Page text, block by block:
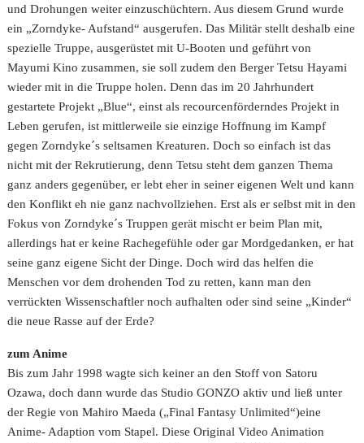
und Drohungen weiter einzuschüchtern. Aus diesem Grund wurde
ein „Zorndyke- Aufstand“ ausgerufen. Das Militär stellt deshalb eine
spezielle Truppe, ausgerüstet mit U-Booten und geführt von
Mayumi Kino zusammen, sie soll zudem den Berger Tetsu Hayami
wieder mit in die Truppe holen. Denn das im 20 Jahrhundert
gestartete Projekt „Blue“, einst als recourcenförderndes Projekt in
Leben gerufen, ist mittlerweile sie einzige Hoffnung im Kampf
gegen Zorndyke´s seltsamen Kreaturen. Doch so einfach ist das
nicht mit der Rekrutierung, denn Tetsu steht dem ganzen Thema
ganz anders gegenüber, er lebt eher in seiner eigenen Welt und kann
den Konflikt eh nie ganz nachvollziehen. Erst als er selbst mit in den
Fokus von Zorndyke´s Truppen gerät mischt er beim Plan mit,
allerdings hat er keine Rachegefühle oder gar Mordgedanken, er hat
seine ganz eigene Sicht der Dinge. Doch wird das helfen die
Menschen vor dem drohenden Tod zu retten, kann man den
verrückten Wissenschaftler noch aufhalten oder sind seine „Kinder“
die neue Rasse auf der Erde?
zum Anime
Bis zum Jahr 1998 wagte sich keiner an den Stoff von Satoru
Ozawa, doch dann wurde das Studio GONZO aktiv und ließ unter
der Regie von Mahiro Maeda („Final Fantasy Unlimited“)eine
Anime- Adaption vom Stapel. Diese Original Video Animation